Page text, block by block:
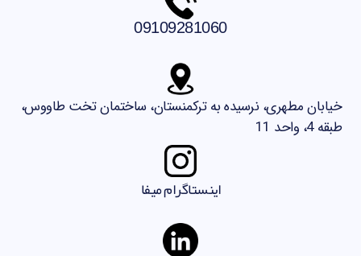
09109281060
خیابان مطهری، نرسیده به ترکمنستان، ساختمان تخت طاووس،
طبقه 4، واحد 11
اینستاگرام میفا